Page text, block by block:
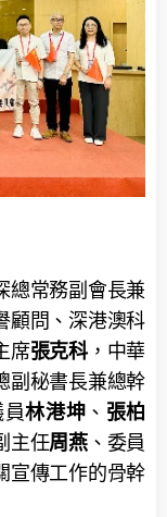
常務副會長兼
顧問、深港澳科
席張克科，中華
副秘書長兼總幹
員林港坤 、 張柏
主任周燕、委員
宣傳工作的骨幹